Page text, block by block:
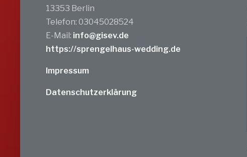
13353 Berlin
Telefon: 03045028524
E-Mail: info@gisev.de
https://sprengelhaus-wedding.de
Impressum
Datenschutzerklärung